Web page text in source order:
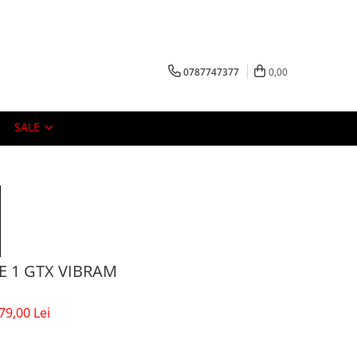
0787747377 0,00
SALE
1 GTX VIBRAM
Lei